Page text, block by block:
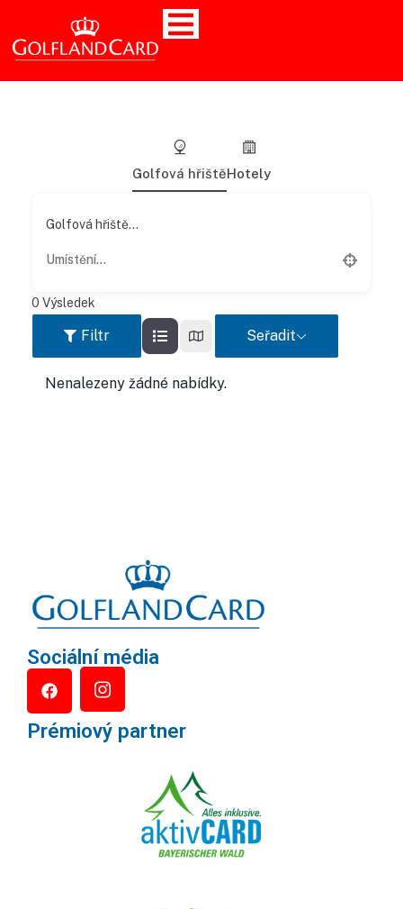
Golfová hřištěHotely
Golfová hřiště...
0 Výsledek
Filtr Seřadit
Nenalezeny žádné nabídky.
Sociální média
Prémiový partner